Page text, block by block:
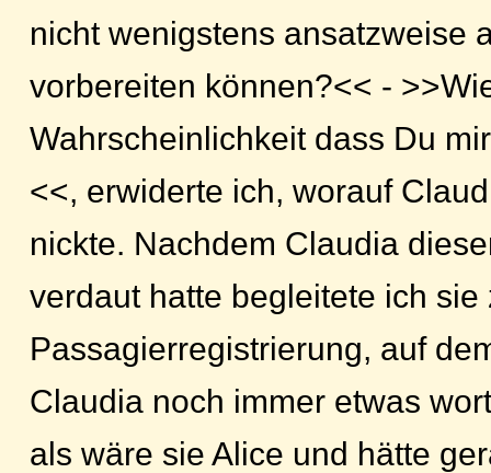
nicht wenigstens ansatzweise
vorbereiten können?<< -
Wahrscheinlichkeit dass Du
<<, erwiderte ich, worauf
nickte. Nachdem Claudia
verdaut hatte begleitete ich sie
Passagierregistrierung, auf
Claudia noch immer etwas
als wäre sie Alice und hätte